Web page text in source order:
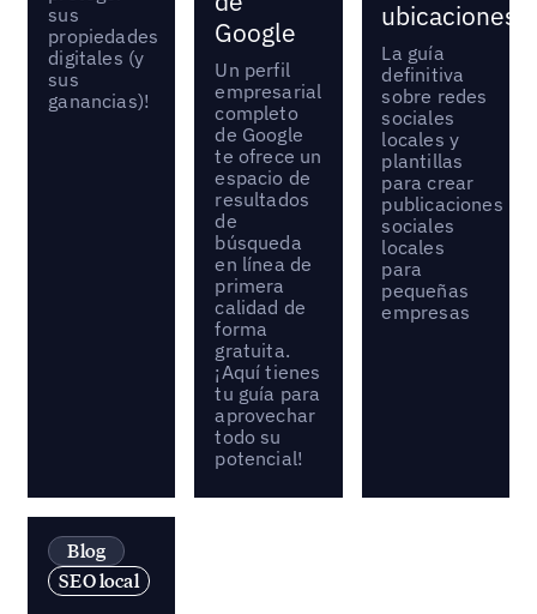
sus
propiedades
digitales (y
sus
ganancias)!
Google
Un perfil
empresarial
completo
de Google
te ofrece un
espacio de
resultados
de
búsqueda
en línea de
primera
calidad de
forma
gratuita.
¡Aquí tienes
tu guía para
aprovechar
todo su
potencial!
ubicaciones
La guía
definitiva
sobre redes
sociales
locales y
plantillas
para crear
publicaciones
sociales
locales
para
pequeñas
empresas
Blog
SEO local